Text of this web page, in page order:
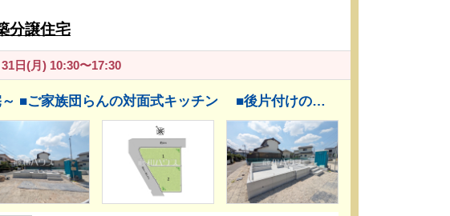
分譲住宅
日(月) 10:30〜17:30
～暮らしの質を高める住空間。ZEH水準の快適住宅～ ■ご家族団らんの対面式キッチン ■後片付けの救世主！ 食洗機付きシステムキッチン ■ウォークインクローゼットは、お洋服等がたくさん収納できて便利です。 ■福岡市地下鉄七隈線『次郎丸』駅 徒歩5分 ■福岡市地下鉄七隈線『橋本』駅 徒歩9分 ■平日のご案内も可能です。まずはお気軽にお問合せ下さいませ。